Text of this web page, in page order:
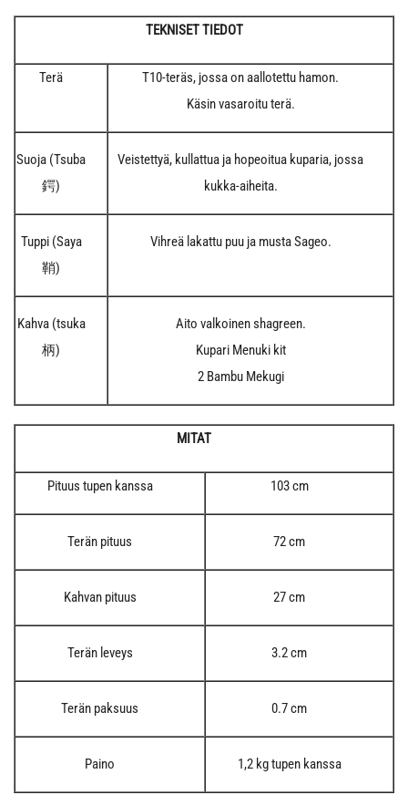
TEKNISET TIEDOT
Terä
T10-teräs, jossa on aallotettu hamon.
Käsin vasaroitu terä.
Suoja (Tsuba
鍔)
Veistettyä, kullattua ja hopeoitua kuparia, jossa
kukka-aiheita.
Tuppi (Saya
鞘)
Vihreä lakattu puu ja musta Sageo.
Kahva (tsuka
柄)
Aito valkoinen shagreen.
Kupari Menuki kit
2 Bambu Mekugi
MITAT
Pituus tupen kanssa 103 cm
Terän pituus 72 cm
Kahvan pituus 27 cm
Terän leveys 3.2 cm
Terän paksuus 0.7 cm
Paino 1,2 kg tupen kanssa